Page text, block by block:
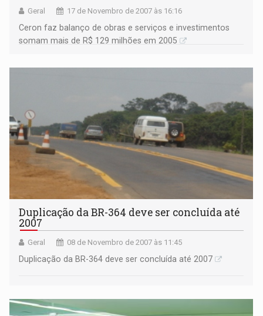
Geral 17 de Novembro de 2007 às 16:16
Ceron faz balanço de obras e serviços e investimentos
somam mais de R$ 129 milhões em 2005
Duplicação da BR-364 deve ser concluída até
2007
Geral 08 de Novembro de 2007 às 11:45
Duplicação da BR-364 deve ser concluída até 2007